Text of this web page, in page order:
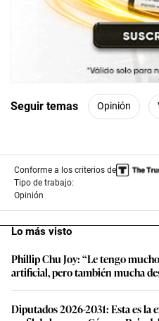
Seguir temas Opinión
Conforme a los criterios de
Tipo de trabajo:
Opinión
Lo más visto
Phillip Chu Joy: “Le tengo
artificial, pero también mucha
Diputados 2026-2031: Esta es la